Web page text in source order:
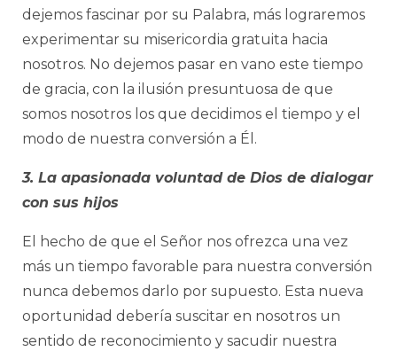
dejemos fascinar por su Palabra, más lograremos
experimentar su misericordia gratuita hacia
nosotros. No dejemos pasar en vano este tiempo
de gracia, con la ilusión presuntuosa de que
somos nosotros los que decidimos el tiempo y el
modo de nuestra conversión a Él.
3. La apasionada voluntad de Dios de dialogar
con sus hijos
El hecho de que el Señor nos ofrezca una vez
más un tiempo favorable para nuestra conversión
nunca debemos darlo por supuesto. Esta nueva
oportunidad debería suscitar en nosotros un
sentido de reconocimiento y sacudir nuestra